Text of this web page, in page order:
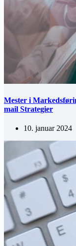
Mester i
mail Strategier
10. januar 2024